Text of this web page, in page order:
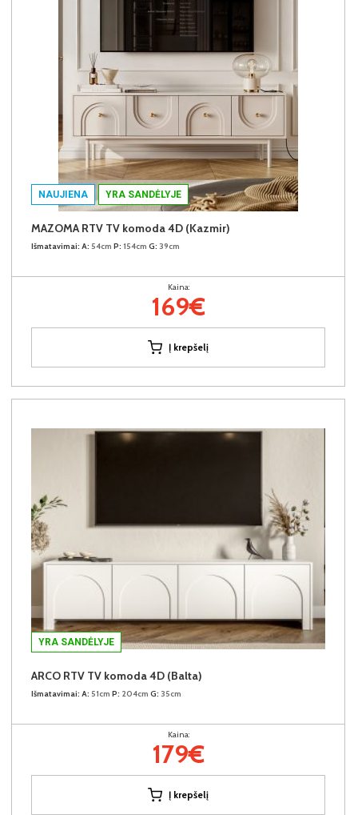
NAUJIENA YRA SANDĖLYJE
MAZOMA RTV TV komoda 4D (Kazmir)
Išmatavimai: A: 54cm P: 154cm G: 39cm
Kaina:
169€
Į krepšelį
YRA SANDĖLYJE
ARCO RTV TV komoda 4D (Balta)
Išmatavimai: A: 51cm P: 204cm G: 35cm
Kaina:
179€
Į krepšelį